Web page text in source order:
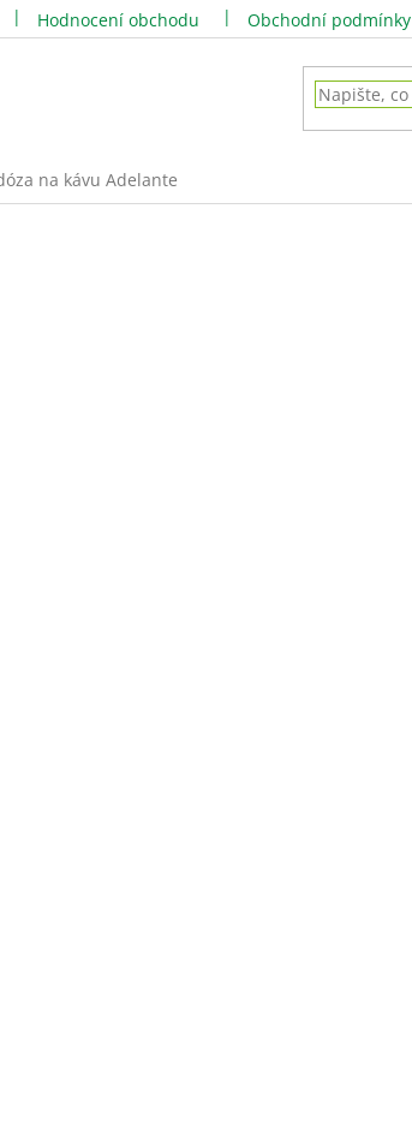
Hodnocení obchodu Obchodní podmínky
na kávu Adelante